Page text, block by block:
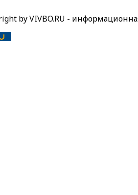
by VIVBO.RU -